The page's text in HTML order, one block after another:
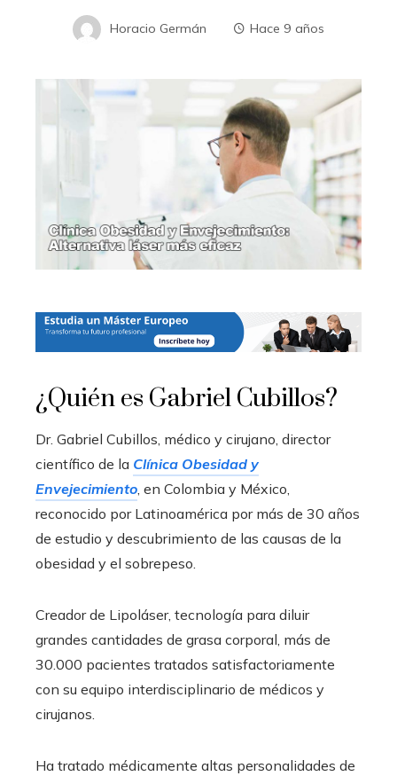
Horacio Germán Hace 9 años
¿Quién es Gabriel Cubillos?
Dr. Gabriel Cubillos, médico y cirujano, director
científico de la Clínica Obesidad y
Envejecimiento, en Colombia y México,
reconocido por Latinoamérica por más de 30 años
de estudio y descubrimiento de las causas de la
obesidad y el sobrepeso.
Creador de Lipoláser, tecnología para diluir
grandes cantidades de grasa corporal, más de
30.000 pacientes tratados satisfactoriamente
con su equipo interdisciplinario de médicos y
cirujanos.
Ha tratado médicamente altas personalidades de